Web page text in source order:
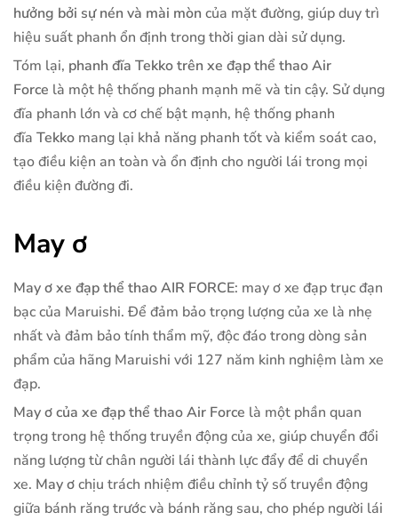
hưởng bởi sự nén và mài mòn của mặt đường, giúp duy trì
hiệu suất phanh ổn định trong thời gian dài sử dụng.
Tóm lại, phanh đĩa Tekko trên xe đạp thể thao Air
Force là một hệ thống phanh mạnh mẽ và tin cậy. Sử dụng
đĩa phanh lớn và cơ chế bật mạnh, hệ thống phanh
đĩa Tekko mang lại khả năng phanh tốt và kiểm soát cao,
tạo điều kiện an toàn và ổn định cho người lái trong mọi
điều kiện đường đi.
May ơ
May ơ xe đạp thể thao AIR FORCE: may ơ xe đạp trục đạn
bạc của Maruishi. Để đảm bảo trọng lượng của xe là nhẹ
nhất và đảm bảo tính thẩm mỹ, độc đáo trong dòng sản
phẩm của hãng Maruishi với 127 năm kinh nghiệm làm xe
đạp.
May ơ của xe đạp thể thao Air Force là một phần quan
trọng trong hệ thống truyền động của xe, giúp chuyển đổi
năng lượng từ chân người lái thành lực đẩy để di chuyển
xe. May ơchịu trách nhiệm điều chỉnh tỷ số truyền động
giữa bánh răng trước và bánh răng sau, cho phép người lái